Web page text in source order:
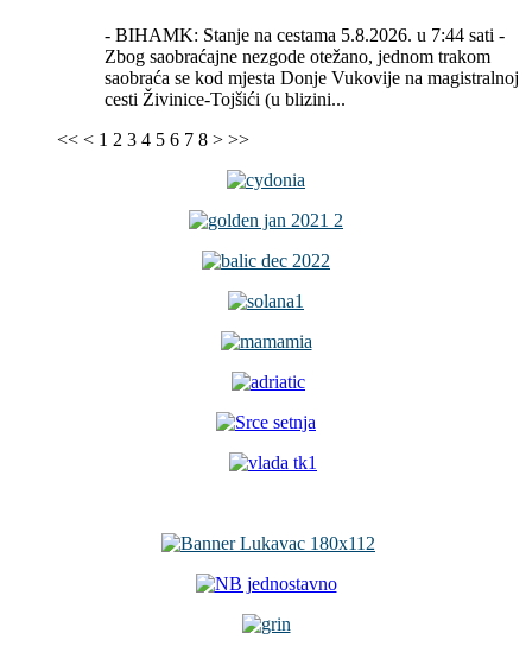
- BIHAMK: Stanje na cestama 5.8.2026. u 7:44 sati -
Zbog saobraćajne nezgode otežano, jednom trakom
saobraća se kod mjesta Donje Vukovije na magistralnoj
cesti Živinice-Tojšići (u blizini...
<< < 1 2 3 4 5 6 7 8 > >>